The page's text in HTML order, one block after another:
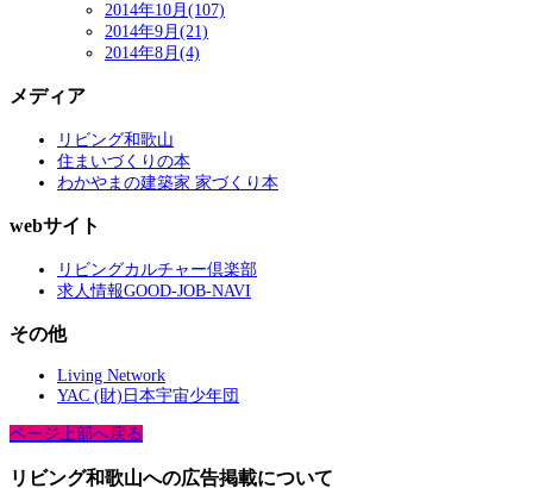
2014年10月(107)
2014年9月(21)
2014年8月(4)
メディア
リビング和歌山
住まいづくりの本
わかやまの建築家 家づくり本
webサイト
リビングカルチャー倶楽部
求人情報GOOD-JOB-NAVI
その他
Living Network
YAC (財)日本宇宙少年団
ページ上部へ戻る
リビング和歌山への広告掲載について